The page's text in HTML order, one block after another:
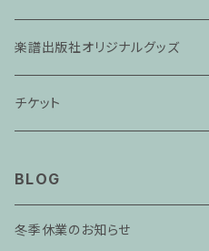
ピアノ科４５分レッスン
家族割プラン
家族割適用プラン2
楽譜出版社オリジナルグッズ
アパレル
チケット
BLOG
冬季休業のお知らせ